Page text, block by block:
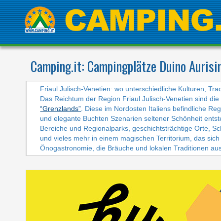
Camping.it: Campingplätze Duino
Friaul Julisch-Venetien: wo unterschiedliche Kulturen,
Das Reichtum der Region Friaul Julisch-Venetien sind
“Grenzlands” . Diese im Nordosten Italiens befindliche
und elegante Buchten Szenarien seltener Schönheit
Bereiche und Regionalparks, geschichtsträchtige Orte,
und vieles mehr in einem magischen Territorium, das
Önogastronomie, die Bräuche und lokalen Traditionen